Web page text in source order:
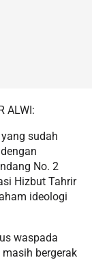
ALWI:
sudah
No. 2
Hizbut Tahrir
ideologi
waspada
bergerak